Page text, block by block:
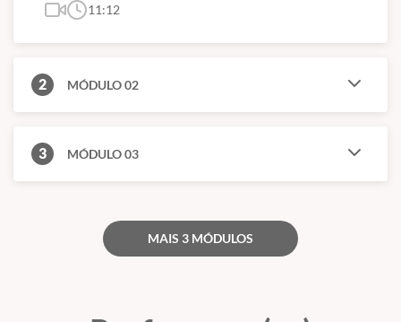
(Fontes: Secretaria de Educação de São Paulo e ABED)
11:12
2 MÓDULO 02
3 MÓDULO 03
MAIS 3 MÓDULOS